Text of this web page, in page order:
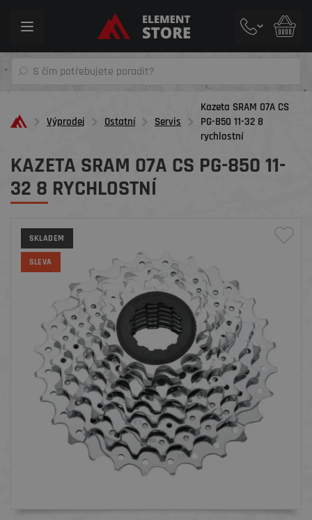
Toggle
Výprodej Ostatní Servis
Kazeta SRAM 07A CS
PG-850 11-32 8
rychlostní
KAZETA SRAM 07A CS PG-850 11-
32 8 RYCHLOSTNÍ
SKLADEM
SLEVA